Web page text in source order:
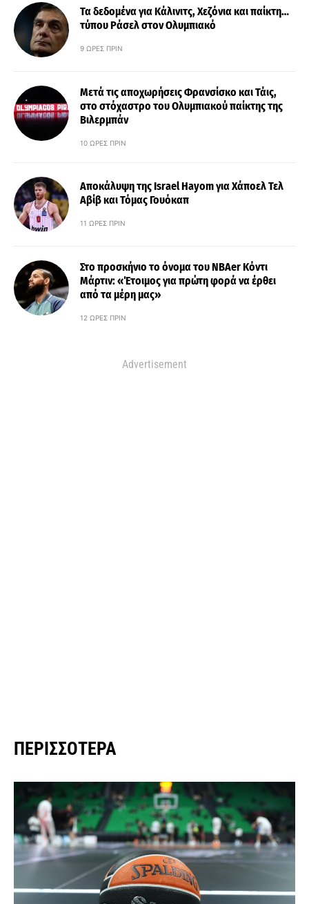
Τα δεδομένα για Κάλινιτς, Χεζόνια και παίκτη…
τύπου Ράσελ στον Ολυμπιακό
9 ΏΡΕΣ ΠΡΙΝ
Μετά τις αποχωρήσεις Φρανσίσκο και Τάις,
στο στόχαστρο του Ολυμπιακού παίκτης της
Βιλερμπάν
10 ΏΡΕΣ ΠΡΙΝ
Αποκάλυψη της Israel Hayom για Χάποελ Τελ
Αβίβ και Τόμας Γουόκαπ
11 ΏΡΕΣ ΠΡΙΝ
Στο προσκήνιο το όνομα του ΝΒΑer Κόντι
Μάρτιν: «Έτοιμος για πρώτη φορά να έρθει
από τα μέρη μας»
12 ΏΡΕΣ ΠΡΙΝ
Advertisement
ΠΕΡΙΣΣΌΤΕΡΑ